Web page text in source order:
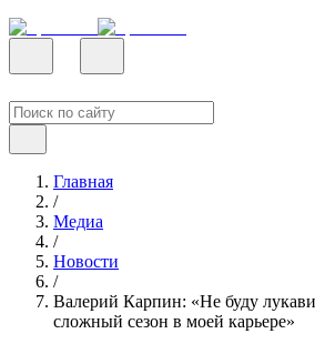
Главная
/
Медиа
/
Новости
/
Валерий Карпин: «Не буду
сложный сезон в моей карьере»